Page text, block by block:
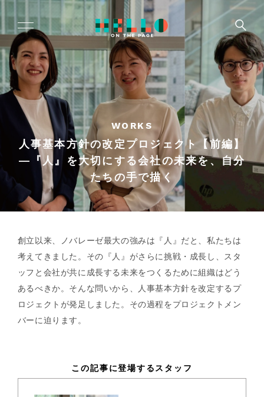
WORKS
人事基本方針の改定プロジェクト【前編】
―『人』を大切にする会社の未来を、自分
たちの手で描く
創立以来、ノバレーゼ最大の強みは『人』だと、私たちは
考えてきました。その『人』がさらに挑戦・成長し、スタ
ッフと会社が共に成長する未来をつくるために組織はどう
あるべきか。そんな問いから、人事基本方針を改定するプ
ロジェクトが発足しました。その過程をプロジェクトメン
バーに迫ります。
この記事に登場するスタッフ